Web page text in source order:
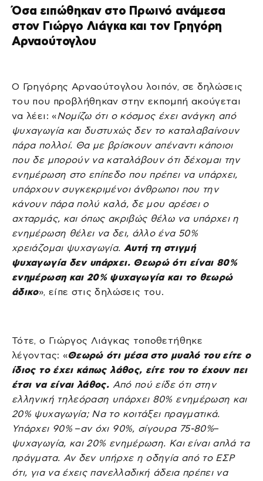
Όσα ειπώθηκαν στο Πρωινό ανάμεσα
στον Γιώργο Λιάγκα και τον Γρηγόρη
Αρναούτογλου
Ο Γρηγόρης Αρναούτογλου λοιπόν, σε δηλώσεις
του που προβλήθηκαν στην εκπομπή ακούγεται
να λέει: «Νομίζω ότι ο κόσμος έχει ανάγκη από
ψυχαγωγία και δυστυχώς δεν το καταλαβαίνουν
πάρα πολλοί. Θα με βρίσκουν απέναντι κάποιοι
που δε μπορούν να καταλάβουν ότι δέχομαι την
ενημέρωση στο επίπεδο που πρέπει να υπάρχει,
υπάρχουν συγκεκριμένοι άνθρωποι που την
κάνουν πάρα πολύ καλά, δε μου αρέσει ο
αχταρμάς, και όπως ακριβώς θέλω να υπάρχει η
ενημέρωση θέλει να δει, άλλο ένα 50%
χρειάζομαι ψυχαγωγία. Αυτή τη στιγμή
ψυχαγωγία δεν υπάρχει. Θεωρώ ότι είναι 80%
ενημέρωση και 20% ψυχαγωγία και το θεωρώ
άδικο», είπε στις δηλώσεις του.
Τότε, ο Γιώργος Λιάγκας τοποθετήθηκε
λέγοντας: «Θεωρώ ότι μέσα στο μυαλό του είτε ο
ίδιος το έχει κάπως λάθος, είτε του το έχουν πει
έτσι να είναι λάθος. Από πού είδε ότι στην
ελληνική τηλεόραση υπάρχει 80% ενημέρωση και
20% ψυχαγωγία; Να το κοιτάξει πραγματικά.
Υπάρχει 90% –αν όχι 90%, σίγουρα 75-80%–
ψυχαγωγία, και 20% ενημέρωση. Και είναι απλά τα
πράγματα. Αν δεν υπήρχε η οδηγία από το ΕΣΡ
ότι, για να έχεις πανελλαδική άδεια πρέπει να